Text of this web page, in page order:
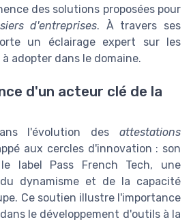
des solutions proposées pour
d'entreprises. À travers ses
un éclairage expert sur les
adopter dans le domaine.
d'un acteur clé de la
l'évolution des attestations
aux cercles d'innovation : son
label Pass French Tech, une
dynamisme et de la capacité
Ce soutien illustre l'importance
le développement d'outils à la